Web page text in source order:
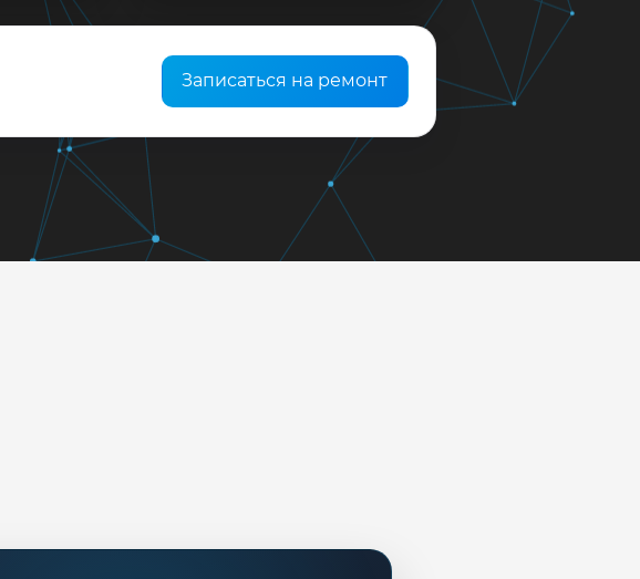
Записаться на ремонт